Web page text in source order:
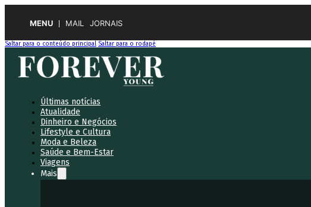
MENU MAIL JORNAIS
Saltar para o conteúdo principal Saltar para o rodapé
Últimas notícias
Atualidade
Dinheiro e Negócios
Lifestyle e Cultura
Moda e Beleza
Saúde e Bem-Estar
Viagens
Mais